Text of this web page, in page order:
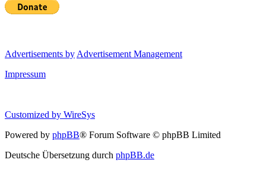
Advertisements by Advertisement Management
Impressum
Customized by WireSys
Powered by phpBB® Forum Software © phpBB Limited
Deutsche Übersetzung durch phpBB.de